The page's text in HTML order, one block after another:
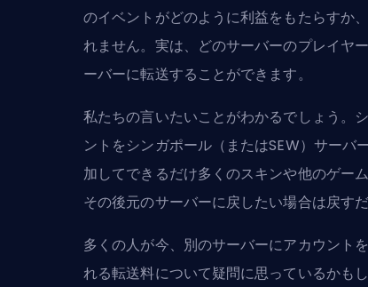
のイベントがどのように利益をもたらすか
れません。実は、どのサーバーのプレイヤ
ーバーに転送することができます。
私たちの言いたいことがわかるでしょう。
ントをシンガポール（またはSEW）サーバ
加してできるだけ多くのスキンや他のゲー
その後元のサーバーに戻したい場合は戻すだ
多くの人が今、別のサーバーにアカウント
れる転送料について疑問に思っているかも